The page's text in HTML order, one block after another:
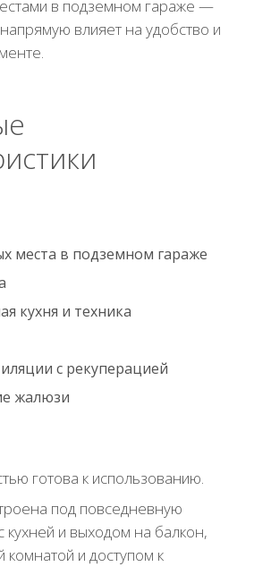
в подземном гараже —
влияет на удобство и
места в подземном гараже
кухня и техника
с рекуперацией
жалюзи
готова к использованию.
под повседневную
кухней и выходом на балкон,
комнатой и доступом к